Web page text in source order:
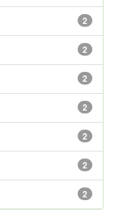
2
2
2
2
2
2
2